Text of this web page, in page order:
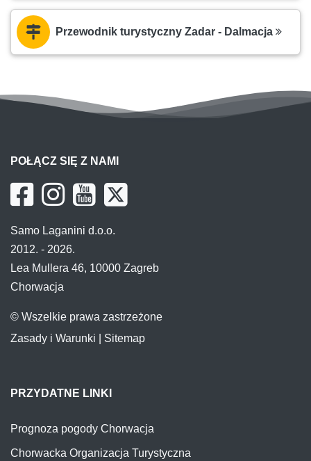
Przewodnik turystyczny Zadar - Dalmacja
POŁĄCZ SIĘ Z NAMI
Samo Laganini d.o.o.
2012. - 2026.
Lea Mullera 46, 10000 Zagreb
Chorwacja
© Wszelkie prawa zastrzeżone
Zasady i Warunki
Sitemap
PRZYDATNE LINKI
Prognoza pogody Chorwacja
Chorwacka Organizacja Turystyczna